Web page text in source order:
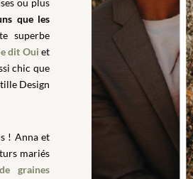
ou plus
que les
superbe
dit Oui et
chic que
Design
! Anna et
mariés
graines